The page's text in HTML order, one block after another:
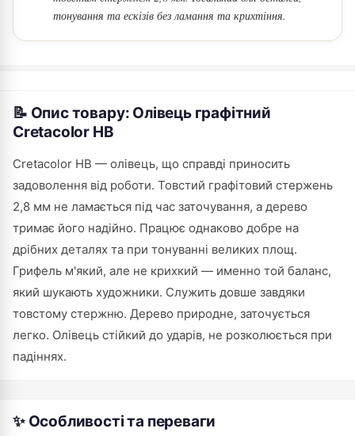
тонування та ескізів без ламання та крихтіння.
📝 Опис товару: Олівець графітний
Cretacolor HB
Cretacolor НB — олівець, що справді приносить
задоволення від роботи. Товстий графітовий стержень
2,8 мм не ламається під час заточування, а дерево
тримає його надійно. Працює однаково добре на
дрібних деталях та при тонуванні великих площ.
Грифель м'який, але не крихкий — именно той баланс,
який шукають художники. Служить довше завдяки
товстому стержню. Дерево природне, заточується
легко. Олівець стійкий до ударів, не розколюється при
падіннях.
✨ Особливості та переваги